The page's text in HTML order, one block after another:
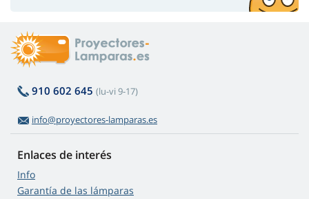
910 602 645 (lu-vi 9-17)
info@proyectores-lamparas.es
Enlaces de interés
Info
Garantía de las lámparas